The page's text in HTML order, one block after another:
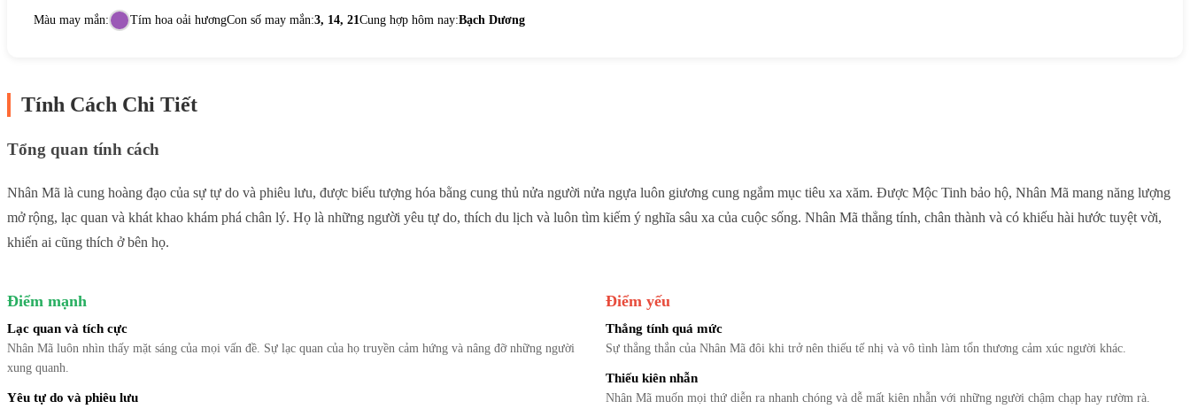
Màu may mắn: Tím hoa oải hươngCon số may mắn:3, 14, 21Cung hợp hôm nay:Bạch Dương
Tính Cách Chi Tiết
Tổng quan tính cách
Nhân Mã là cung hoàng đạo của sự tự do và phiêu lưu, được biểu tượng hóa bằng cung thủ nửa người nửa ngựa luôn giương cung ngắm mục tiêu xa xăm. Được Mộc Tinh bảo hộ, Nhân Mã mang năng lượng
mở rộng, lạc quan và khát khao khám phá chân lý. Họ là những người yêu tự do, thích du lịch và luôn tìm kiếm ý nghĩa sâu xa của cuộc sống. Nhân Mã thẳng tính, chân thành và có khiếu hài hước tuyệt vời,
khiến ai cũng thích ở bên họ.
Điểm mạnh
Lạc quan và tích cực
Nhân Mã luôn nhìn thấy mặt sáng của mọi vấn đề. Sự lạc quan của họ truyền cảm hứng và nâng đỡ những người
xung quanh.
Yêu tự do và phiêu lưu
Điểm yếu
Thẳng tính quá mức
Sự thẳng thắn của Nhân Mã đôi khi trở nên thiếu tế nhị và vô tình làm tổn thương cảm xúc người khác.
Thiếu kiên nhẫn
Nhân Mã muốn mọi thứ diễn ra nhanh chóng và dễ mất kiên nhẫn với những người chậm chạp hay rườm rà.